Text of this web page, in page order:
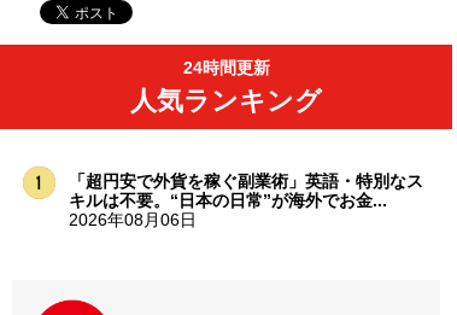
24時間更新
人気ランキング
「超円安で外貨を稼ぐ副業術」英語・特別なス
キルは不要。“日本の日常”が海外でお金...
2026年08月06日